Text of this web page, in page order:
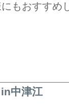
もおすすめ
中津江